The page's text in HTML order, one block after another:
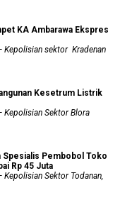
KA Ambarawa Ekspres
sektor Kradenan
Kesetrum Listrik
Sektor Blora
Spesialis Pembobol Toko
Rp 45 Juta
Sektor Todanan,